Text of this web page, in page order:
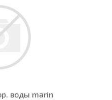
воды marin